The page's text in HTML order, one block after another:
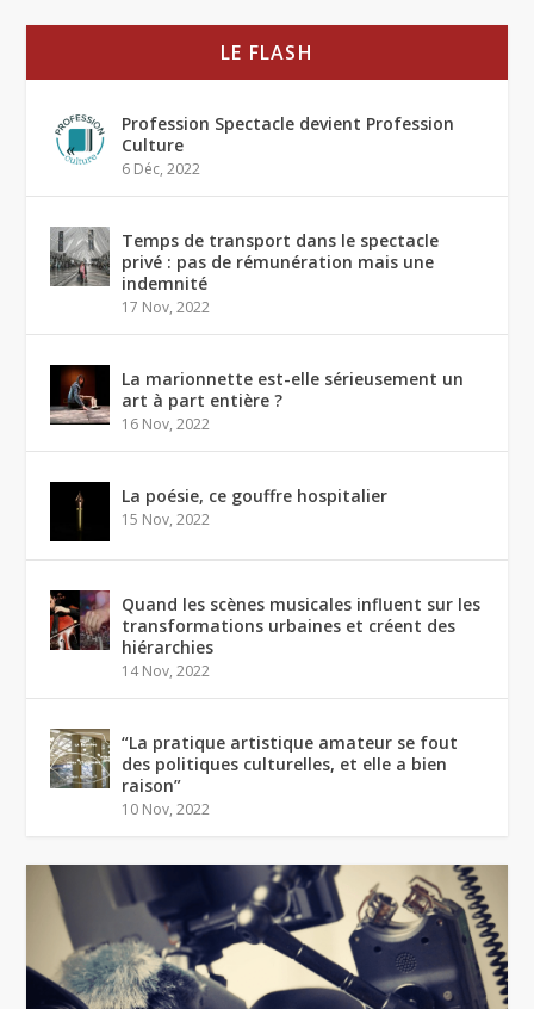
LE FLASH
Profession Spectacle devient Profession
Culture
6 Déc, 2022
Temps de transport dans le spectacle
privé : pas de rémunération mais une
indemnité
17 Nov, 2022
La marionnette est-elle sérieusement un
art à part entière ?
16 Nov, 2022
La poésie, ce gouffre hospitalier
15 Nov, 2022
Quand les scènes musicales influent sur les
transformations urbaines et créent des
hiérarchies
14 Nov, 2022
“La pratique artistique amateur se fout
des politiques culturelles, et elle a bien
raison”
10 Nov, 2022